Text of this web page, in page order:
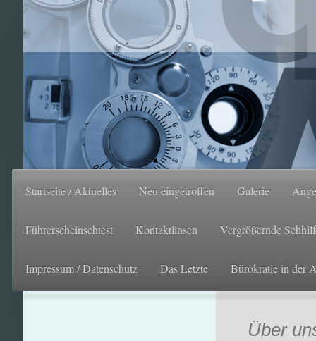
Startseite / Aktuelles Neu eingetroffen Galerie
Führerscheinsehtest Kontaktlinsen Vergrößernde
Impressum / Datenschutz Das Letzte Bürokratie in der
Über